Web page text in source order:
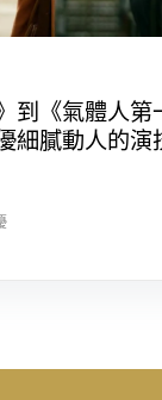
到《氣體人第
細膩動人的演